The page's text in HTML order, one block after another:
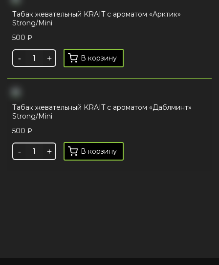
Табак жевательный KRAIT с ароматом «Арктик»
Strong/Mini
500 ₽
В корзину
Табак жевательный KRAIT с ароматом «Даблминт»
Strong/Mini
500 ₽
В корзину